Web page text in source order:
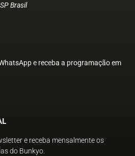
Brasil
e receba a programação em
e receba mensalmente os
do Bunkyo.